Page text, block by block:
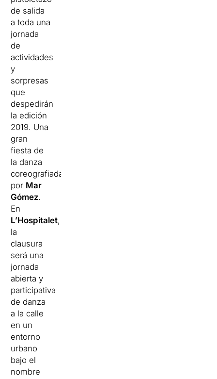
de salida
a toda una
jornada
de
actividades
y
sorpresas
que
despedirán
la edición
2019. Una
gran
fiesta de
la danza
coreografiada
por Mar
Gómez.
En
L’Hospitalet,
la
clausura
será una
jornada
abierta y
participativa
de danza
a la calle
en un
entorno
urbano
bajo el
nombre